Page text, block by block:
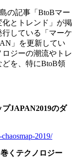
の記事「BtoBマー
とトレンド」が掲
している「マーケ
」を更新してい
ジーの潮流やトレ
を、特にBtoB領
JAPAN2019のダ
2019/
巻くテクノロジー